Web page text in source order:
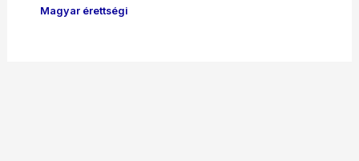
Magyar érettségi